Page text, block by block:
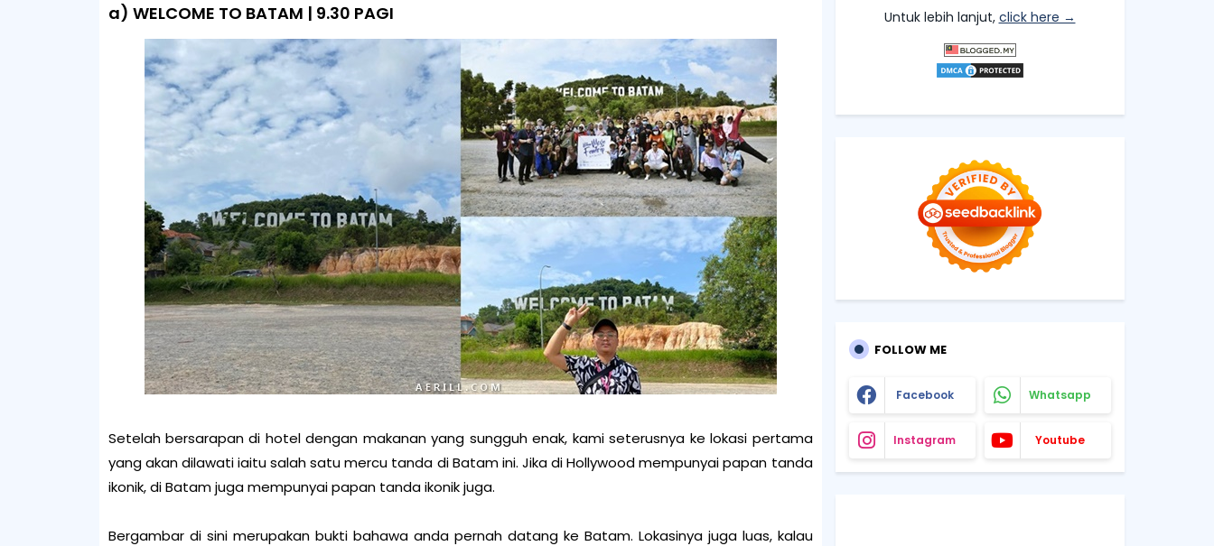
a) WELCOME TO BATAM | 9.30 PAGI
Setelah bersarapan di hotel dengan makanan yang sungguh enak, kami seterusnya ke lokasi pertama
yang akan dilawati iaitu salah satu mercu tanda di Batam ini. Jika di Hollywood mempunyai papan tanda
ikonik, di Batam juga mempunyai papan tanda ikonik juga.
Bergambar di sini merupakan bukti bahawa anda pernah datang ke Batam. Lokasinya juga luas, kalau
Untuk lebih lanjut, click here →
FOLLOW ME
Facebook Whatsapp
Instagram Youtube